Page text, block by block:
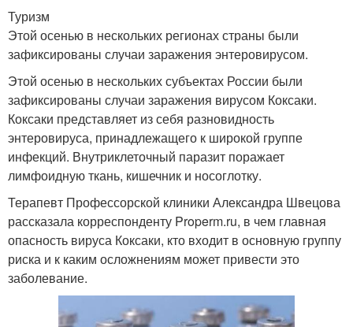
Туризм
Этой осенью в нескольких регионах страны были
зафиксированы случаи заражения энтеровирусом.
Этой осенью в нескольких субъектах России были
зафиксированы случаи заражения вирусом Коксаки.
Коксаки представляет из себя разновидность
энтеровируса, принадлежащего к широкой группе
инфекций. Внутриклеточный паразит поражает
лимфоидную ткань, кишечник и носоглотку.
Терапевт Профессорской клиники Александра Швецова
рассказала корреспонденту Properm.ru, в чем главная
опасность вируса Коксаки, кто входит в основную группу
риска и к каким осложнениям может привести это
заболевание.